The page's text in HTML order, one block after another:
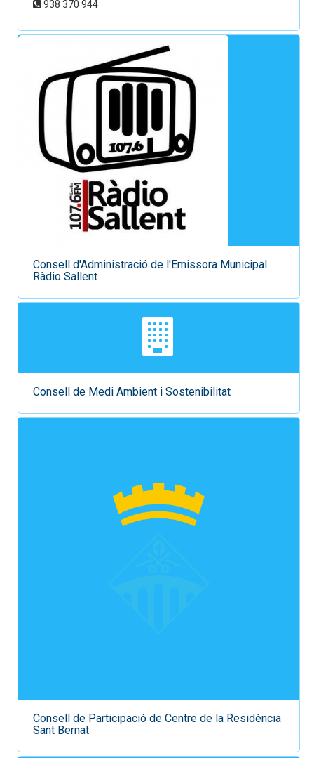
938 370 944
Consell d'Administració de l'Emissora Municipal
Ràdio Sallent
Consell de Medi Ambient i Sostenibilitat
Consell de Participació de Centre de la Residència
Sant Bernat